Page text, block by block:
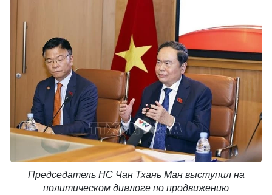
Председатель НС Чан Тхань Ман выступил на
политическом диалоге по продвижению